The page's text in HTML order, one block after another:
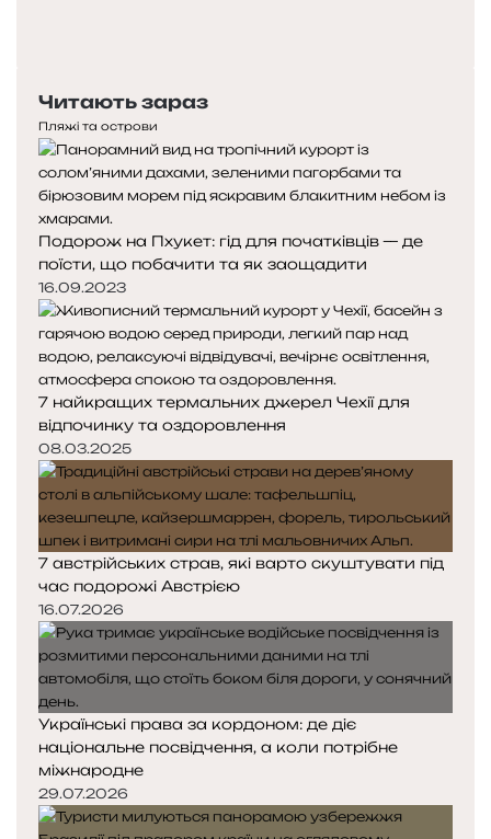
р
е
д
н
я
с
т
о
р
і
н
к
а
т
у
п
н
а
с
т
о
р
і
н
к
а
Читають зараз
Пляжі та острови
Подорож на Пхукет: гід для початківців — де
поїсти, що побачити та як заощадити
16.09.2023
7 найкращих термальних джерел Чехії для
відпочинку та оздоровлення
08.03.2025
7 австрійських страв, які варто скуштувати під
час подорожі Австрією
16.07.2026
Українські права за кордоном: де діє
національне посвідчення, а коли потрібне
міжнародне
29.07.2026